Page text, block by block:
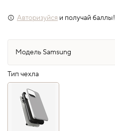
Авторизуйся и получай баллы!
Тип чехла